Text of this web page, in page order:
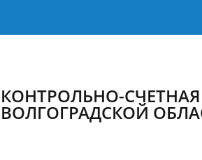
КОНТРОЛЬНО-
ВОЛГОГРАДСКОЙ